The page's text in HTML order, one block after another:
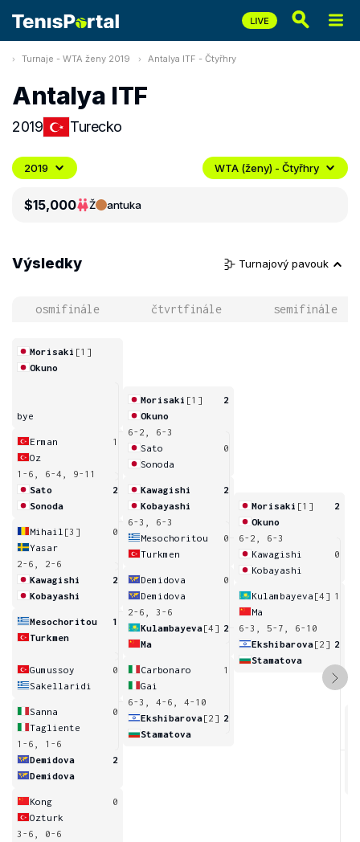
Turnaje - WTA ženy 2019 Antalya ITF - Čtyřhry
Antalya ITF
2019 Turecko
2019 WTA (ženy) - Čtyřhry
$15,000 Ž antuka
Výsledky Turnajový pavouk
osmifinále čtvrtfinále semifinále
Morisaki [1]
Okuno
bye
Erman
1
Oz
1-6, 6-4, 9-11
Sato
2
Sonoda
Mihail [3]
0
Yasar
2-6, 2-6
Kawagishi
2
Kobayashi
Mesochoritou
1
Turkmen
Gumussoy
0
Sakellaridi
Sanna
0
Tagliente
1-6, 1-6
Demidova
2
Demidova
Kong
0
Ozturk
3-6, 0-6
Morisaki [1]
2
Okuno
6-2, 6-3
Sato
0
Sonoda
Kawagishi
2
Kobayashi
6-3, 6-3
Mesochoritou
0
Turkmen
Demidova
0
Demidova
2-6, 3-6
Kulambayeva[4] 2
Ma
Carbonaro
1
Gai
6-3, 4-6, 4-10
Ekshibarova[2] 2
Stamatova
Morisaki [1]
2
Okuno
6-2, 6-3
Kawagishi
0
Kobayashi
Kulambayeva [4] 1
Ma
6-3, 5-7, 6-10
Ekshibarova[2] 2
Stamatova